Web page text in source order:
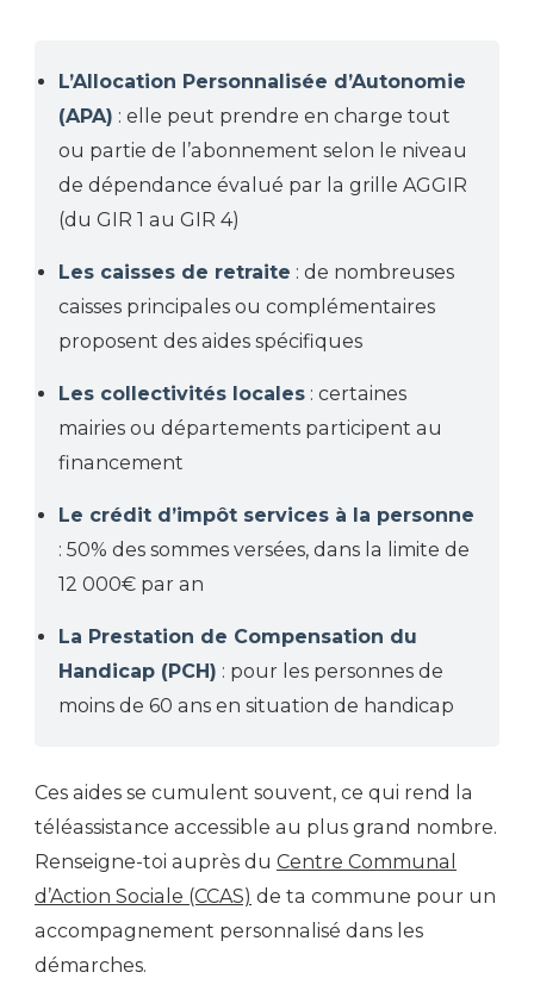
L’Allocation Personnalisée d’Autonomie
(APA) : elle peut prendre en charge tout
ou partie de l’abonnement selon le niveau
de dépendance évalué par la grille AGGIR
(du GIR 1 au GIR 4)
Les caisses de retraite : de nombreuses
caisses principales ou complémentaires
proposent des aides spécifiques
Les collectivités locales : certaines
mairies ou départements participent au
financement
Le crédit d’impôt services à la personne
: 50% des sommes versées, dans la limite de
12 000€ par an
La Prestation de Compensation du
Handicap (PCH) : pour les personnes de
moins de 60 ans en situation de handicap
Ces aides se cumulent souvent, ce qui rend la
téléassistance accessible au plus grand nombre.
Renseigne-toi auprès du Centre Communal
d’Action Sociale (CCAS) de ta commune pour un
accompagnement personnalisé dans les
démarches.